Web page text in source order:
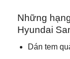
Những
Hyundai
Dán tem